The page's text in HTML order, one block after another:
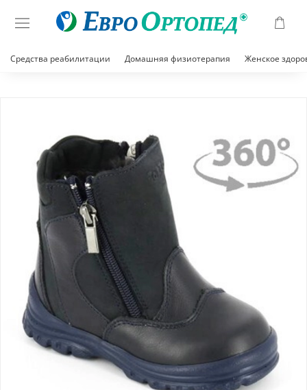
Средства реабилитации Домашняя физиотерапия Женское